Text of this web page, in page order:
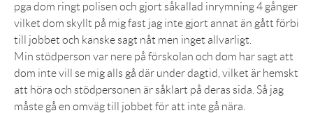
pga dom ringt polisen och gjort såkallad inrymning 4 gånger
vilket dom skyllt på mig fast jag inte gjort annat än gått förbi
till jobbet och kanske sagt nåt men inget allvarligt.
Min stödperson var nere på förskolan och dom har sagt att
dom inte vill se mig alls gå där under dagtid, vilket är hemskt
att höra och stödpersonen är såklart på deras sida. Så jag
måste gå en omväg till jobbet för att inte gå nära.